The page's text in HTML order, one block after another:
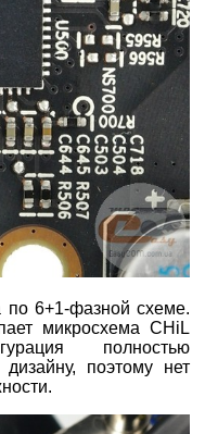
по 6+1-фазной схеме.
микросхема CHiL
полностью
дизайну, поэтому нет